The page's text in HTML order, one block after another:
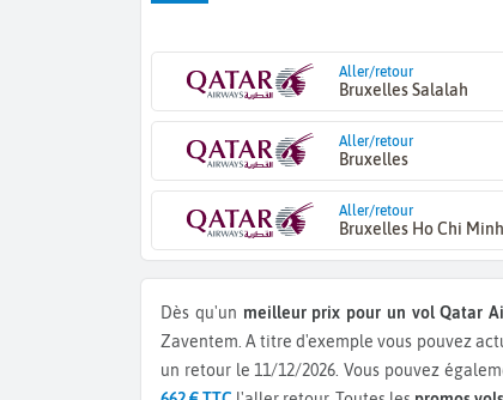
Aller/retour
Bruxelles Salalah
Aller/retour
Bruxelles
Aller/retour
Bruxelles Ho Chi
Dès qu'un meilleur prix pour un vol Qatar
Zaventem.A titre d'exemple vous pouvez
un retour le 11/12/2026.Vous pouvez